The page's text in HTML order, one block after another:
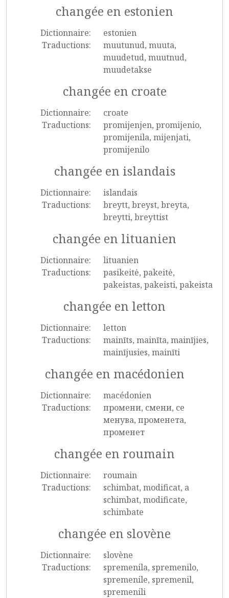
changée en estonien
Dictionnaire:
estonien
Traductions:
muutunud, muuta,
muudetud, muutnud,
muudetakse
changée en croate
Dictionnaire:
croate
Traductions:
promijenjen, promijenio,
promijenila, mijenjati,
promijenilo
changée en islandais
Dictionnaire:
islandais
Traductions:
breytt, breyst, breyta,
breytti, breyttist
changée en lituanien
Dictionnaire:
lituanien
Traductions:
pasikeitė, pakeitė,
pakeistas, pakeisti, pakeista
changée en letton
Dictionnaire:
letton
Traductions:
mainīts, mainīta, mainījies,
mainījusies, mainīti
changée en macédonien
Dictionnaire:
macédonien
Traductions:
промени, смени, се
менува, променета,
променет
changée en roumain
Dictionnaire:
roumain
Traductions:
schimbat, modificat, a
schimbat, modificate,
schimbate
changée en slovène
Dictionnaire:
slovène
Traductions:
spremenila, spremenilo,
spremenile, spremenil,
spremenili